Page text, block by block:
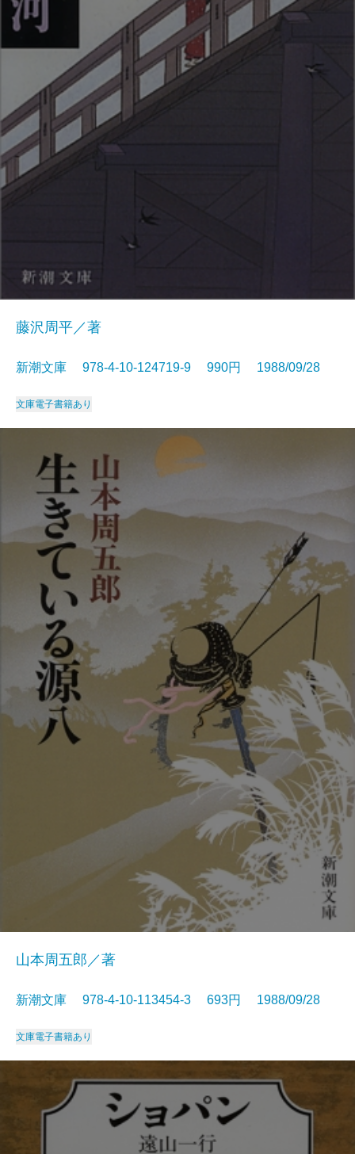
藤沢周平／著
新潮文庫 978-4-10-124719-9 990円 1988/09/28
文庫電子書籍あり
山本周五郎／著
新潮文庫 978-4-10-113454-3 693円 1988/09/28
文庫電子書籍あり